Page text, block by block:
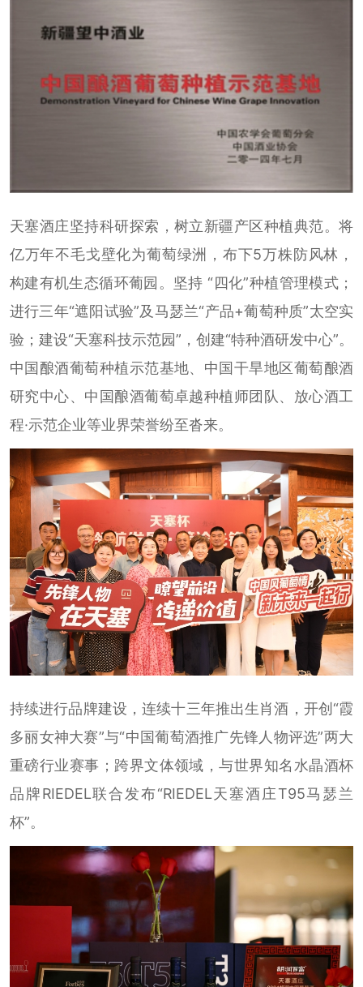
天塞酒庄坚持科研探索，树立新疆产区种植典范。将
亿万年不毛戈壁化为葡萄绿洲，布下5万株防风林，
构建有机生态循环葡园。坚持 “四化”种植管理模式；
进行三年“遮阳试验”及马瑟兰“产品+葡萄种质”太空实
验；建设“天塞科技示范园”，创建“特种酒研发中心”。
中国酿酒葡萄种植示范基地、中国干旱地区葡萄酿酒
研究中心、中国酿酒葡萄卓越种植师团队、放心酒工
程·示范企业等业界荣誉纷至沓来。
持续进行品牌建设，连续十三年推出生肖酒，开创“霞
多丽女神大赛”与“中国葡萄酒推广先锋人物评选”两大
重磅行业赛事；跨界文体领域，与世界知名水晶酒杯
品牌RIEDEL联合发布“RIEDEL天塞酒庄T95马瑟兰
杯”。